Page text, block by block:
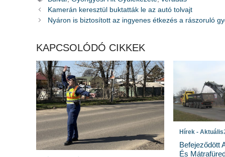
Kamerán keresztül buktatták le az autó tolvajt
Nyáron is biztosított az ingyenes étkezés a rászoruló
KAPCSOLÓDÓ CIKKEK
Hírek - Aktuális
Befejeződött
És